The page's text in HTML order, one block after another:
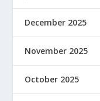
December 2025
November 2025
October 2025